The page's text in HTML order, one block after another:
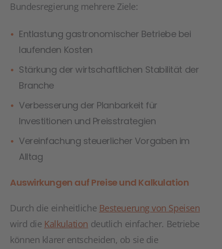
Bundesregierung mehrere Ziele:
Entlastung gastronomischer Betriebe bei
laufenden Kosten
Stärkung der wirtschaftlichen Stabilität der
Branche
Verbesserung der Planbarkeit für
Investitionen und Preisstrategien
Vereinfachung steuerlicher Vorgaben im
Alltag
Auswirkungen auf Preise und Kalkulation
Durch die einheitliche Besteuerung von Speisen
wird die Kalkulation deutlich einfacher. Betriebe
können klarer entscheiden, ob sie die